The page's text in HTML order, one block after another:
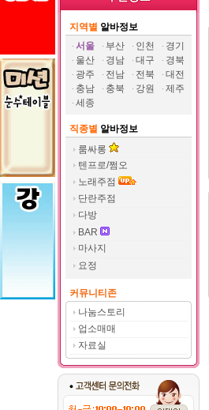
지역별 알바정보
서울
부산 인천
경기
울산
경남 대구
경북
광주
전남 전북
대전
충남
충북 강원
제주
세종
직종별 알바정보
룸싸롱
텐프로/쩜오
노래주점
단란주점
다방
BAR
마사지
요정
커뮤니티존
나눔스토리
업소매매
자료실